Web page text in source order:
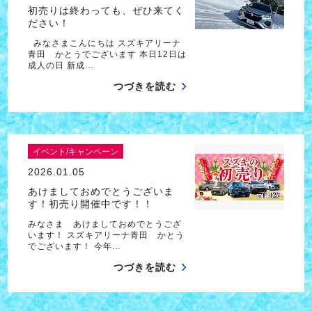
初売りは終わっても、ぜひ来てく
ださい！
みなさまこんにちは スズキアリーナ
青田 かとうでございます 本日12日は
成人の日 新成…
つづきを読む
イベント/キャンペーン
2026.01.05
あけましておめでとうございま
す！初売り開催中です！！
みなさま あけましておめでとうござ
います！ スズキアリーナ青田 かとう
でございます！ 今年…
つづきを読む